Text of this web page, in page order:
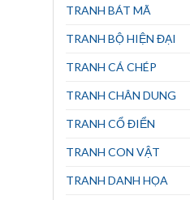
TRANH BÁT MÃ
TRANH BỘ HIỆN ĐẠI
TRANH CÁ CHÉP
TRANH CHÂN DUNG
TRANH CỔ ĐIỂN
TRANH CON VẬT
TRANH DANH HỌA